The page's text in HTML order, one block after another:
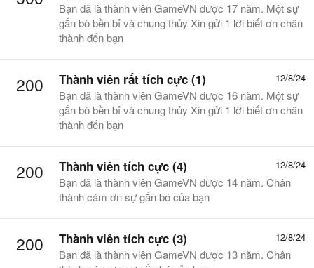
Bạn đã là thành viên GameVN được 17 năm. Một sự
gắn bò bền bỉ và chung thủy Xin gửi 1 lời biết ơn chân
thành đến bạn
200 12/8/24
Thành viên rất tích cực (1)
Bạn đã là thành viên GameVN được 16 năm. Một sự
gắn bò bền bỉ và chung thủy Xin gửi 1 lời biết ơn chân
thành đến bạn
200 12/8/24
Thành viên tích cực (4)
Bạn đã là thành viên GameVN được 14 năm. Chân
thành cám ơn sự gắn bó của bạn
200 12/8/24
Thành viên tích cực (3)
Bạn đã là thành viên GameVN được 13 năm. Chân